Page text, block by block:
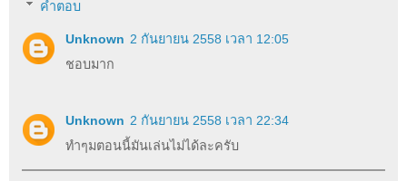
คำตอบ
Unknown 2 กันยายน 2558 เวลา 12:05
ชอบมาก
Unknown 2 กันยายน 2558 เวลา 22:34
ทำๆมตอนนี้มันเล่นไม่ได้ละครับ